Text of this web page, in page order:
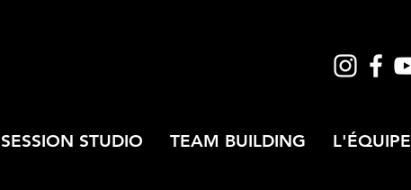
SESSION STUDIO TEAM BUILDING L'ÉQUIPE